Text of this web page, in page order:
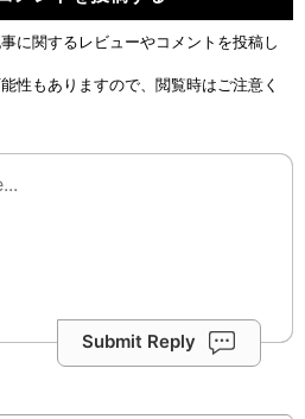
に関するレビューやコメントを投稿し
性もありますので、閲覧時はご注意く
Submit Reply